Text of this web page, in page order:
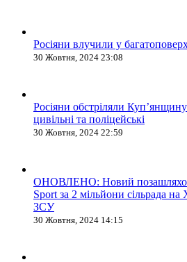
Росіяни влучили у
30 Жовтня, 2024 23:08
Росіяни обстріляли
цивільні та поліцейські
30 Жовтня, 2024 22:59
ОНОВЛЕНО: Новий
Sport за 2 мільйони сільрада
ЗСУ
30 Жовтня, 2024 14:15